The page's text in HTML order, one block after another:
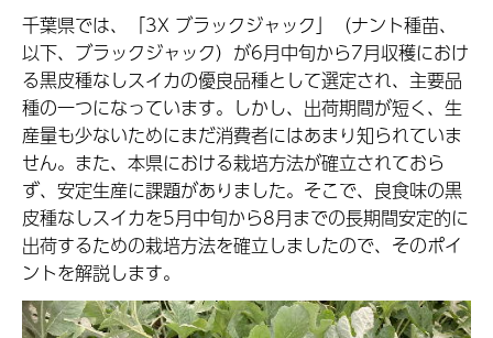
千葉県では、「3X ブラックジャック」（ナント種苗、
以下、ブラックジャック）が6月中旬から7月収穫におけ
る黒皮種なしスイカの優良品種として選定され、主要品
種の一つになっています。しかし、出荷期間が短く、生
産量も少ないためにまだ消費者にはあまり知られていま
せん。また、本県における栽培方法が確立されておら
ず、安定生産に課題がありました。そこで、良食味の黒
皮種なしスイカを5月中旬から8月までの長期間安定的に
出荷するための栽培方法を確立しましたので、そのポイ
ントを解説します。